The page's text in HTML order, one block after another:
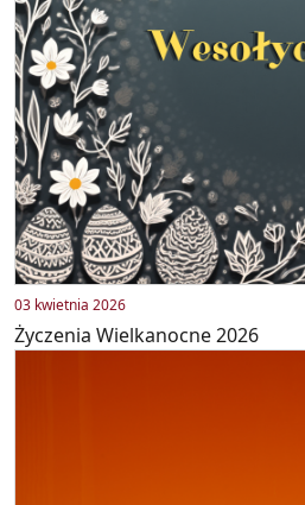
03 kwietnia 2026
Życzenia Wielkanocne 2026